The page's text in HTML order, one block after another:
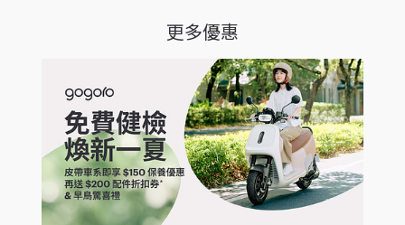
2. 此電子折價券於 2024/7/17 至 2024/8/16 期間每週一至五
11:00~16:00 發放，於龜記茗品單筆消費滿 $120 方可使用，每
3. 此電子折價券限於各龜記茗品門市現場使用，需當場一次領
取，不適用於你訂平台、Uber Eats、foodpanda、社群及電話
預約自取。使用前請出示電子折價券，不接受手抄、拍照截圖或
口說序號兌換，門市人員需點選核銷。
4. 此不記名電子折價券任何人持有皆可使用，請妥善保管，如遭
盜用不另補發。此券不可與其他行銷活動、折扣、優惠及龜蜜卡
點數折抵同步使用，但每單筆消費可累積龜記茗品會員點數，環
保杯折抵 $5 元可同步使用。
5. 凡使用此折價券即視同承認及接受以上相關說明，Gogoro 與
龜記茗品保有滾動式修正、暫停或終止本活動之權利，若有未盡
更多優惠